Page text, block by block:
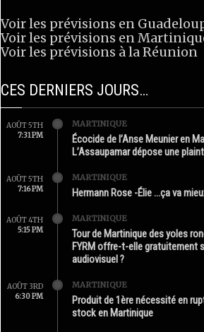
Voir les prévisions en
Voir les prévisions en
Voir les prévisions à la Réunion
CES DERNIERS JOURS…
AOÛT 5TH
7:31 PM
MARTINIQUE
Écocide de l’Anse Meunier en
L’Assaupamar dépose une
AOÛT 5TH
7:16 PM
MARTINIQUE
Hermann Rose -Élie …ça va
AOÛT 4TH
5:15 PM
MARTINIQUE
Tour de Martinique des yoles
FYRM offre-t-elle gratuitement
audiovisuel ?
AOÛT 3RD
6:30 PM
MARTINIQUE
Produit de 1ère nécessité en
stock en Martinique